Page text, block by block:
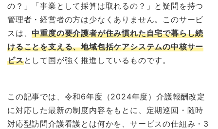
の？」「事業として採算は取れるの？」と疑問を持つ
管理者・経営者の方は少なくありません。このサービ
スは、中重度の要介護者が住み慣れた自宅で暮らし続
けることを支える、地域包括ケアシステムの中核サー
ビスとして国が強く推進しているものです。
この記事では、令和6年度（2024年度）介護報酬改定
に対応した最新の制度内容をもとに、定期巡回・随時
対応型訪問介護看護とは何かを、サービスの仕組み・3